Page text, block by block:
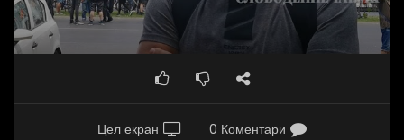
Цел екран 0 Коментари